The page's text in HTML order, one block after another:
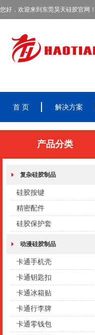
您好，欢迎来到东莞昊天硅胶官网！
首 页 解决方案
产品分类
复杂硅胶制品
硅胶按键
精密配件
硅胶保护套
动漫硅胶制品
卡通手机壳
卡通钥匙扣
卡通冰箱贴
卡通行李牌
卡通零钱包